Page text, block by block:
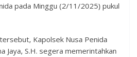
pada Minggu (2/11/2025) pukul
Kapolsek Nusa Penida
Jaya, S.H. segera memerintahkan